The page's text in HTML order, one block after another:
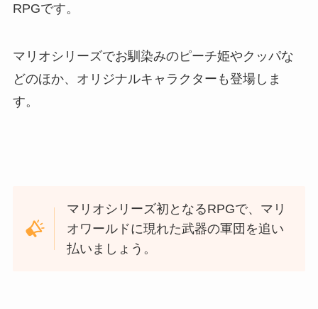
RPGです。
マリオシリーズでお馴染みのピーチ姫やクッパな
どのほか、オリジナルキャラクターも登場しま
す。
マリオシリーズ初となるRPGで、マリ
オワールドに現れた武器の軍団を追い
払いましょう。